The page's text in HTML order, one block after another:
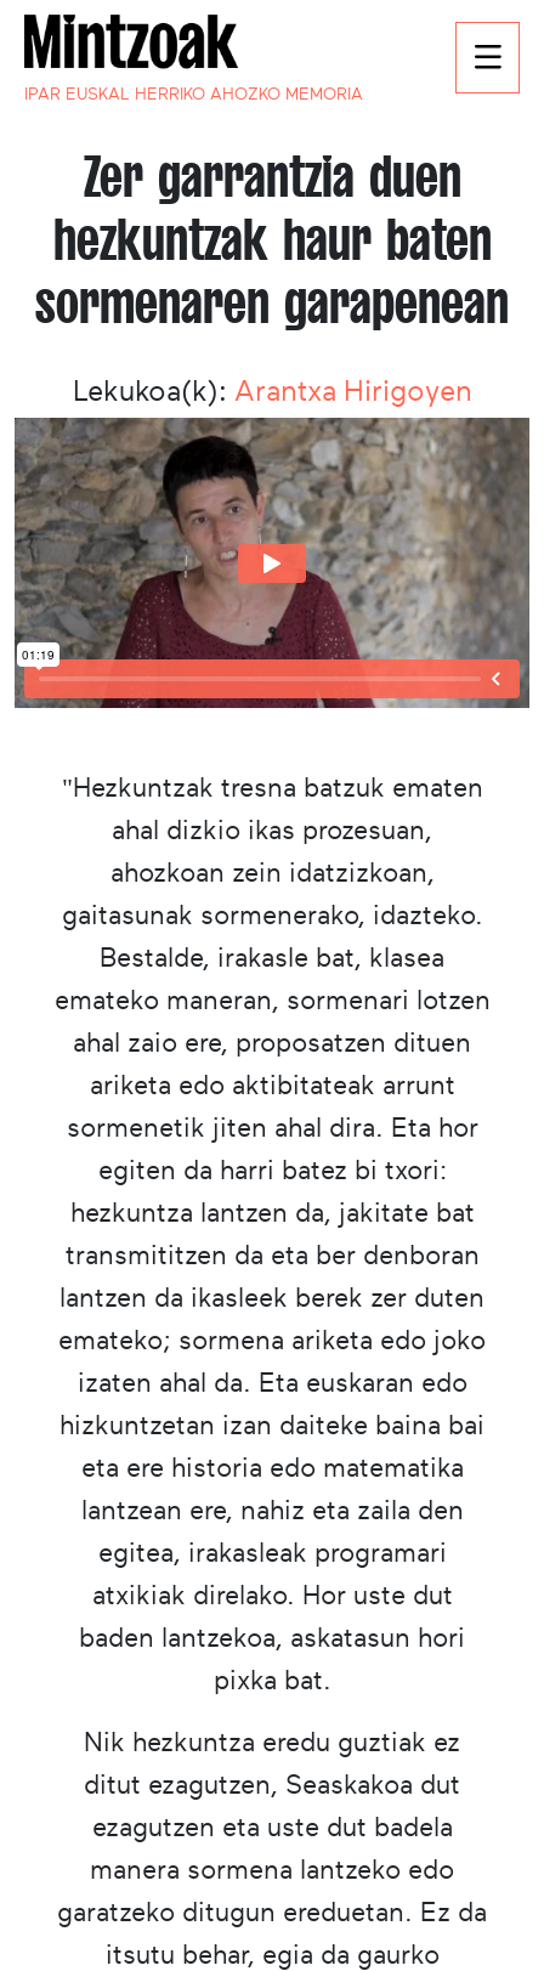
IPAR EUSKAL HERRIKO AHOZKO MEMORIA
Zer garrantzia duen
hezkuntzak haur baten
sormenaren garapenean
Lekukoa(k): Arantxa Hirigoyen
"Hezkuntzak tresna batzuk ematen
ahal dizkio ikas prozesuan,
ahozkoan zein idatzizkoan,
gaitasunak sormenerako, idazteko.
Bestalde, irakasle bat, klasea
emateko maneran, sormenari lotzen
ahal zaio ere, proposatzen dituen
ariketa edo aktibitateak arrunt
sormenetik jiten ahal dira. Eta hor
egiten da harri batez bi txori:
hezkuntza lantzen da, jakitate bat
transmititzen da eta ber denboran
lantzen da ikasleek berek zer duten
emateko; sormena ariketa edo joko
izaten ahal da. Eta euskaran edo
hizkuntzetan izan daiteke baina bai
eta ere historia edo matematika
lantzean ere, nahiz eta zaila den
egitea, irakasleak programari
atxikiak direlako. Hor uste dut
baden lantzekoa, askatasun hori
pixka bat.
Nik hezkuntza eredu guztiak ez
ditut ezagutzen, Seaskakoa dut
ezagutzen eta uste dut badela
manera sormena lantzeko edo
garatzeko ditugun ereduetan. Ez da
itsutu behar, egia da gaurko